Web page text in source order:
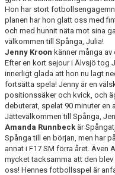
Hon har stort
planen har hon glatt oss med
och med hunnit näta mot sina
välkommen till Spånga, Julia!
Jenny Kroon känner många
Efter en kort sejour i Älvsjö tog
innerligt glada att hon nu lagt
fortsätta spela! Jenny är en
positionssäker och kvick, och
debuterat, spelat 90 minuter en
Jättevälkommen till Spånga,
Amanda Runnbeck är
Spånga till en början, men har
annat i F17 SM förra året. Även
mycket tacksamma att den
oss! Hennes fotbollsspel är